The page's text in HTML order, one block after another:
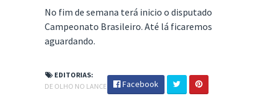
No fim de semana terá inicio o disputado
Campeonato Brasileiro. Até lá ficaremos
aguardando.
EDITORIAS:
DE OLHO NO LANCE
Facebook